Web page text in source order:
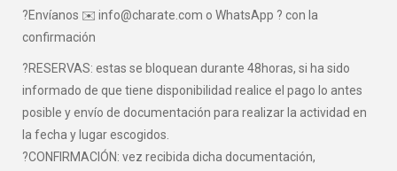
?Envíanos ✉️ info@charate.com o WhatsApp ? con la
confirmación
?RESERVAS: estas se bloquean durante 48horas, si ha sido
informado de que tiene disponibilidad realice el pago lo antes
posible y envío de documentación para realizar la actividad en
la fecha y lugar escogidos.
?CONFIRMACIÓN: vez recibida dicha documentación,